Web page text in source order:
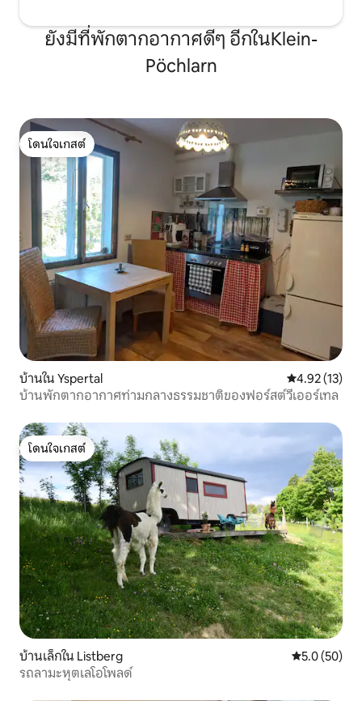
ยังมีที่พักตากอากาศดีๆ อีกในKlein-
Pöchlarn
โดนใจเกสต์
โดนใจเกสต์
บ้านใน Yspertal คะแนนเฉลี่ย
4.92 (13)
บ้านพักตากอากาศท่ามกลางธรรมชาติของฟอร์สต์วีเออร์เทล
โดนใจเกสต์
โดนใจเกสต์
บ้านเล็กใน Listberg คะแนนเฉลี่ย
5.0 (50)
รถลามะหุตเลโอโพลด์